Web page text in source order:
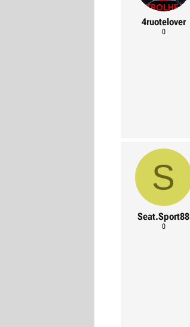
4ruotelover
0
S
Seat.Sport88
0